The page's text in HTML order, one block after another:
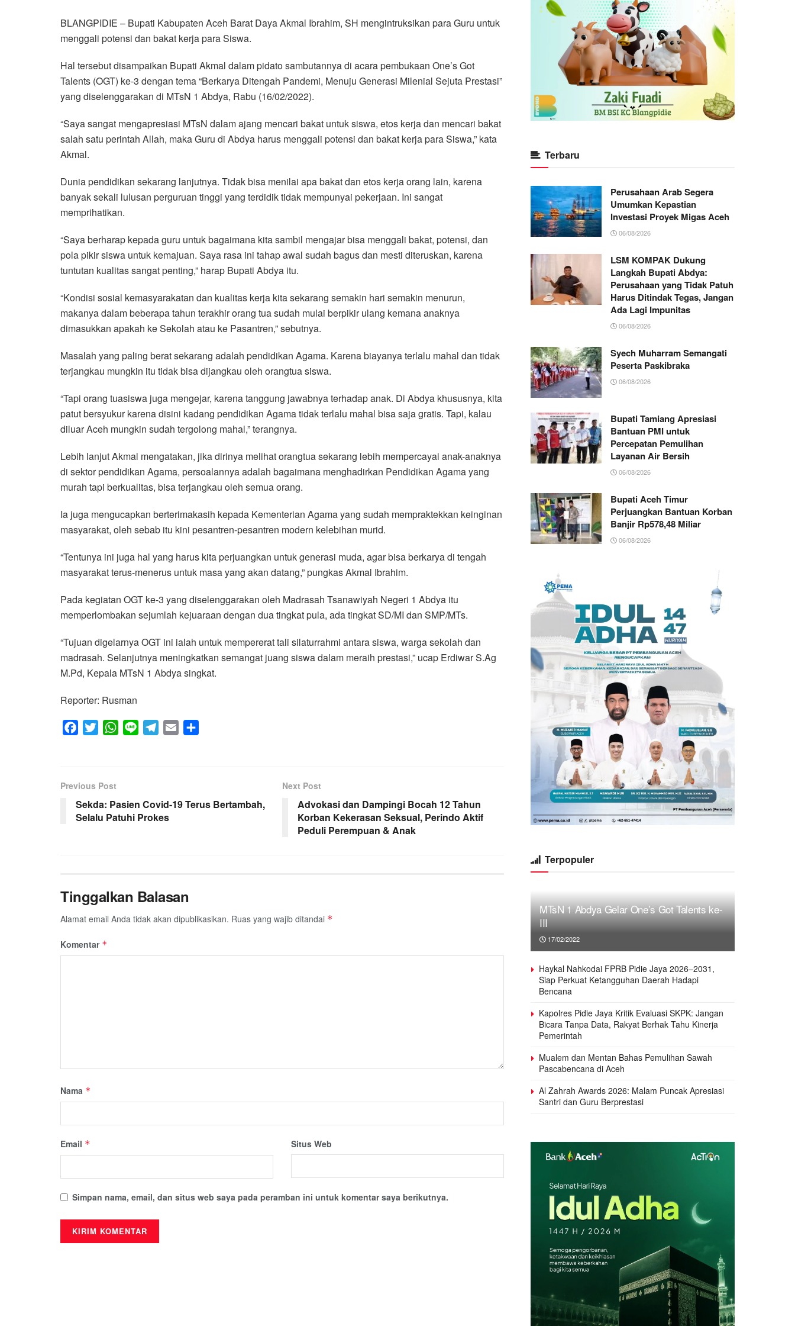
c
e
o
o
k
i
t
e
r
a
t
A
p
p
n
e
l
e
r
a
m
a
i
a
r
BLANGPIDIE – Bupati Kabupaten Aceh Barat Daya Akmal Ibrahim, SH mengintruksikan para Guru untuk
menggali potensi dan bakat kerja para Siswa.
Hal tersebut disampaikan Bupati Akmal dalam pidato sambutannya di acara pembukaan One’s Got
Talents (OGT) ke-3 dengan tema “Berkarya Ditengah Pandemi, Menuju Generasi Milenial Sejuta Prestasi”
yang diselenggarakan di MTsN 1 Abdya, Rabu (16/02/2022).
“Saya sangat mengapresiasi MTsN dalam ajang mencari bakat untuk siswa, etos kerja dan mencari bakat
salah satu perintah Allah, maka Guru di Abdya harus menggali potensi dan bakat kerja para Siswa,” kata
Akmal.
Dunia pendidikan sekarang lanjutnya. Tidak bisa menilai apa bakat dan etos kerja orang lain, karena
banyak sekali lulusan perguruan tinggi yang terdidik tidak mempunyai pekerjaan. Ini sangat
memprihatikan.
“Saya berharap kepada guru untuk bagaimana kita sambil mengajar bisa menggali bakat, potensi, dan
pola pikir siswa untuk kemajuan. Saya rasa ini tahap awal sudah bagus dan mesti diteruskan, karena
tuntutan kualitas sangat penting,” harap Bupati Abdya itu.
“Kondisi sosial kemasyarakatan dan kualitas kerja kita sekarang semakin hari semakin menurun,
makanya dalam beberapa tahun terakhir orang tua sudah mulai berpikir ulang kemana anaknya
dimasukkan apakah ke Sekolah atau ke Pasantren,” sebutnya.
Masalah yang paling berat sekarang adalah pendidikan Agama. Karena biayanya terlalu mahal dan tidak
terjangkau mungkin itu tidak bisa dijangkau oleh orangtua siswa.
“Tapi orang tuasiswa juga mengejar, karena tanggung jawabnya terhadap anak. Di Abdya khususnya, kita
patut bersyukur karena disini kadang pendidikan Agama tidak terlalu mahal bisa saja gratis. Tapi, kalau
diluar Aceh mungkin sudah tergolong mahal,” terangnya.
Lebih lanjut Akmal mengatakan, jika dirinya melihat orangtua sekarang lebih mempercayai anak-anaknya
di sektor pendidikan Agama, persoalannya adalah bagaimana menghadirkan Pendidikan Agama yang
murah tapi berkualitas, bisa terjangkau oleh semua orang.
Ia juga mengucapkan berterimakasih kepada Kementerian Agama yang sudah mempraktekkan keinginan
masyarakat, oleh sebab itu kini pesantren-pesantren modern kelebihan murid.
“Tentunya ini juga hal yang harus kita perjuangkan untuk generasi muda, agar bisa berkarya di tengah
masyarakat terus-menerus untuk masa yang akan datang,” pungkas Akmal Ibrahim.
Pada kegiatan OGT ke-3 yang diselenggarakan oleh Madrasah Tsanawiyah Negeri 1 Abdya itu
memperlombakan sejumlah kejuaraan dengan dua tingkat pula, ada tingkat SD/MI dan SMP/MTs.
“Tujuan digelarnya OGT ini ialah untuk mempererat tali silaturrahmi antara siswa, warga sekolah dan
madrasah. Selanjutnya meningkatkan semangat juang siswa dalam meraih prestasi,” ucap Erdiwar S.Ag
M.Pd, Kepala MTsN 1 Abdya singkat.
Reporter: Rusman
b
o
o
t
e
r
W
A
p
r
a
Previous Post
Sekda: Pasien Covid-19 Terus Bertambah,
Selalu Patuhi Prokes
Next Post
Advokasi dan Dampingi Bocah 12 Tahun
Korban Kekerasan Seksual, Perindo Aktif
Peduli Perempuan & Anak
Tinggalkan Balasan
Alamat email Anda tidak akan dipublikasikan. Ruas yang wajib ditandai *
Komentar *
Nama *
Email * Situs Web
Simpan nama, email, dan situs web saya pada peramban ini untuk komentar saya berikutnya.
Terbaru
Perusahaan Arab Segera
Umumkan Kepastian
Investasi Proyek Migas Aceh
06/08/2026
LSM KOMPAK Dukung
Langkah Bupati Abdya:
Perusahaan yang Tidak Patuh
Harus Ditindak Tegas, Jangan
Ada Lagi Impunitas
06/08/2026
Syech Muharram Semangati
Peserta Paskibraka
06/08/2026
Bupati Tamiang Apresiasi
Bantuan PMI untuk
Percepatan Pemulihan
Layanan Air Bersih
06/08/2026
Bupati Aceh Timur
Perjuangkan Bantuan Korban
Banjir Rp578,48 Miliar
06/08/2026
Terpopuler
MTsN 1 Abdya Gelar One’s Got Talents ke-
III
17/02/2022
Haykal Nahkodai FPRB Pidie Jaya 2026–2031,
Siap Perkuat Ketangguhan Daerah Hadapi
Bencana
Kapolres Pidie Jaya Kritik Evaluasi SKPK: Jangan
Bicara Tanpa Data, Rakyat Berhak Tahu Kinerja
Pemerintah
Mualem dan Mentan Bahas Pemulihan Sawah
Pascabencana di Aceh
Al Zahrah Awards 2026: Malam Puncak Apresiasi
Santri dan Guru Berprestasi